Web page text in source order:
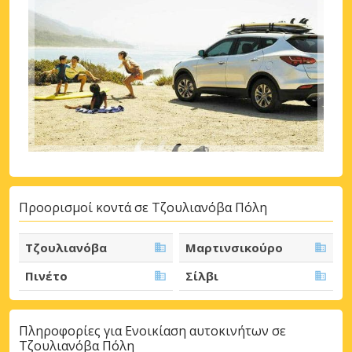
Προορισμοί κοντά σε Τζουλιανόβα Πόλη
Τζουλιανόβα
Μαρτινσικούρο
Πινέτο
Σίλβι
Πληροφορίες για Ενοικίαση αυτοκινήτων σε
Τζουλιανόβα Πόλη